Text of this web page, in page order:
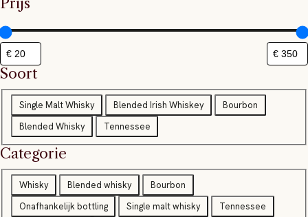
Soort
o
o
r
t
Single Malt Whisky Blended Irish Whiskey
Bourbon
Blended Whisky
Tennessee
Categorie
Categorie
Whisky Blended whisky
Bourbon
Onafhankelijk bottling
Single malt whisky
Tennessee